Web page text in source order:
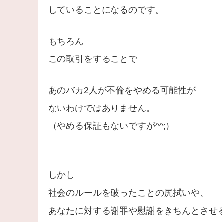
していることになるのです。
もちろん
この取引をすることで
あのバカ2人が不倫をやめる可能性が
ないわけではありません。
（やめる保証もないですが^^;）
しかし
社会のルールを破ったことの尻拭いや、
あなたに対する謝罪や慰謝をきちんとさせ